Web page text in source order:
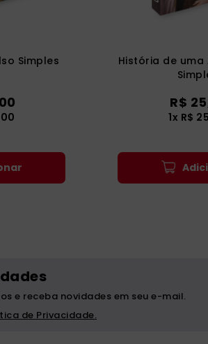
Simples
00
00
História de uma
R$ 25
1x R$ 25
e receba novidades em seu e-mail.
de Privacidade.